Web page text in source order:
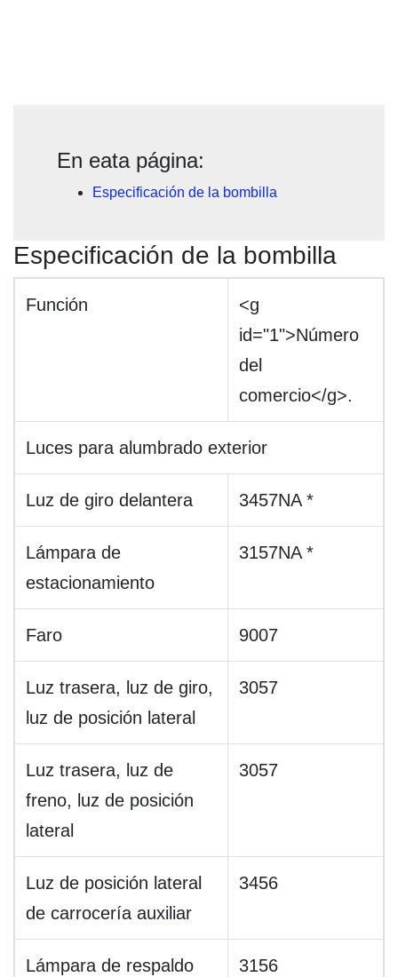
En eata página:
Especificación de la bombilla
Especificación de la bombilla
Función
<g
id="1">Número
del
comercio</g>.
Luces para alumbrado exterior
Luz de giro delantera 3457NA *
Lámpara de
estacionamiento
3157NA *
Faro 9007
Luz trasera, luz de giro,
luz de posición lateral
3057
Luz trasera, luz de
freno, luz de posición
lateral
3057
Luz de posición lateral
de carrocería auxiliar
3456
Lámpara de respaldo 3156